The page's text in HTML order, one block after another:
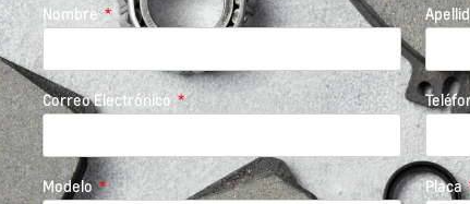
Nombre
Correo Electrónico
Modelo Placa